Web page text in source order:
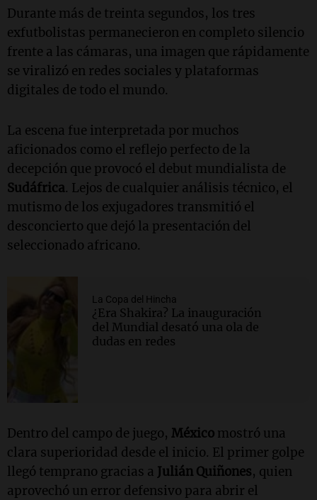
Durante más de treinta segundos, los tres
exfutbolistas permanecieron en completo silencio
frente a las cámaras, una imagen que rápidamente
se viralizó en redes sociales y plataformas
digitales de todo el mundo.
La escena fue interpretada por muchos
aficionados como el reflejo perfecto de la
decepción que provocó el debut mundialista de
Sudáfrica. Lejos de cualquier análisis técnico, el
mutismo de los exjugadores transmitió el
desconcierto que dejó la presentación del
seleccionado africano.
La Copa del Hincha
¿Era Shakira? La inauguración
del Mundial desató una ola de
dudas en redes
Dentro del campo de juego, México mostró una
clara superioridad desde el inicio. El primer golpe
llegó temprano gracias a Julián Quiñones, quien
aprovechó un error defensivo para abrir el